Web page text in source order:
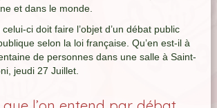
et dans le monde.
ci doit faire l’objet d’un débat public
selon la loi française. Qu’en est-il à
de personnes dans une salle à Saint-
jeudi 27 Juillet.